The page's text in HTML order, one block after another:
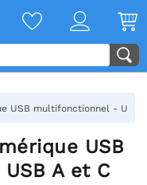
USB multifonctionnel - USB
USB
A et C